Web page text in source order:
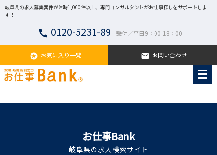
岐阜県の求人募集案件が常時1,000件以上、専門コンサルタントがお仕事探しをサポートしま
す！
call 0120-5231-89 受付／平日9：00-18：00
stars お気に入り一覧 email お問い合わせ
お仕事Bank
岐阜県の求人検索サイト